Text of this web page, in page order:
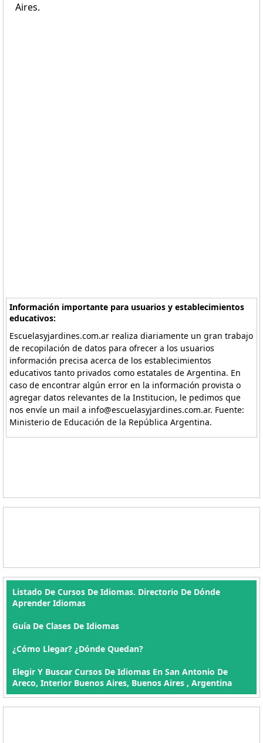
Aires.
Información importante para usuarios y establecimientos
educativos:
Escuelasyjardines.com.ar realiza diariamente un gran trabajo
de recopilación de datos para ofrecer a los usuarios
información precisa acerca de los establecimientos
educativos tanto privados como estatales de Argentina. En
caso de encontrar algún error en la información provista o
agregar datos relevantes de la Institucion, le pedimos que
nos envíe un mail a info@escuelasyjardines.com.ar. Fuente:
Ministerio de Educación de la República Argentina.
Listado De Cursos De Idiomas. Directorio De Dónde
Aprender Idiomas
Guía De Clases De Idiomas
¿Cómo Llegar? ¿Dónde Quedan?
Elegir Y Buscar Cursos De Idiomas En San Antonio De
Areco, Interior Buenos Aires, Buenos Aires , Argentina